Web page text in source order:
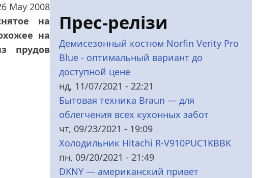
May 2008
на
на
прудов
Прес-релізи
Демисезонный костюм Norfin Verity Pro
Blue - оптимальный вариант до
доступной цене
нд, 11/07/2021 - 22:21
Бытовая техника Braun — для
облегчения всех кухонных забот
чт, 09/23/2021 - 19:09
Холодильник Hitachi R-V910PUC1KBBK
пн, 09/20/2021 - 21:49
DKNY — американский привет